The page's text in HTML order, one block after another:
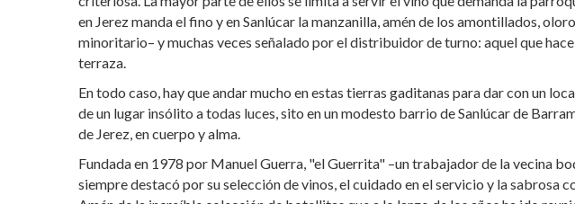
A
p
p
o
o
ar
ti
en Jerez manda el fino y en Sanlúcar la manzanilla, amén de los amontillados,
minoritario– y muchas veces señalado por el distribuidor de turno: aquel que
terraza.
En todo caso, hay que andar mucho en estas tierras gaditanas para dar con un
de un lugar insólito a todas luces, sito en un modesto barrio de Sanlúcar de
de Jerez, en cuerpo y alma.
Fundada en 1978 por Manuel Guerra, "el Guerrita" –un trabajador de la vecina
siempre destacó por su selección de vinos, el cuidado en el servicio y la sabrosa